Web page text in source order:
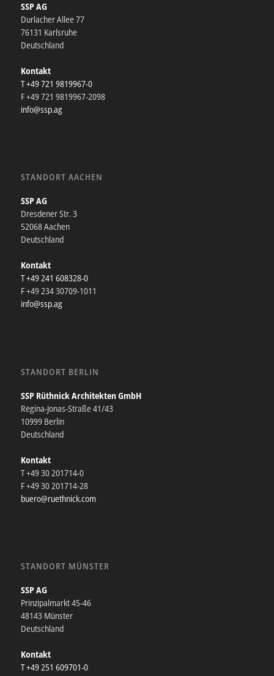
SSP AG
Durlacher Allee 77
76131 Karlsruhe
Deutschland
Kontakt
T +49 721 9819967-0
F +49 721 9819967-2098
info@ssp.ag
STANDORT AACHEN
SSP AG
Dresdener Str. 3
52068 Aachen
Deutschland
Kontakt
T +49 241 608328-0
F +49 234 30709-1011
info@ssp.ag
STANDORT BERLIN
SSP Rüthnick Architekten GmbH
Regina-Jonas-Straße 41/43
10999 Berlin
Deutschland
Kontakt
T +49 30 201714-0
F +49 30 201714-28
buero@ruethnick.com
STANDORT MÜNSTER
SSP AG
Prinzipalmarkt 45-46
48143 Münster
Deutschland
Kontakt
T +49 251 609701-0